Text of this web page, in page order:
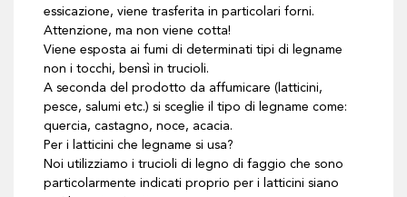
essicazione, viene trasferita in particolari forni.
Attenzione, ma non viene cotta!
Viene esposta ai fumi di determinati tipi di legname
non i tocchi, bensì in trucioli.
A seconda del prodotto da affumicare (latticini,
pesce, salumi etc.) si sceglie il tipo di legname come:
quercia, castagno, noce, acacia.
Per i latticini che legname si usa?
Noi utilizziamo i trucioli di legno di faggio che sono
particolarmente indicati proprio per i latticini siano